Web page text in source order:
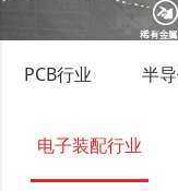
PCB行业 半
电子装配行业